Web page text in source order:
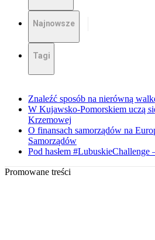
Najnowsze
Tagi
Znaleźć sposób na nierówną
W Kujawsko-Pomorskiem uczą
Krzemowej
O finansach samorządów na
Samorządów
Pod hasłem #LubuskieChallenge
Promowane treści